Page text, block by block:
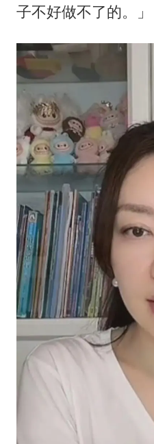
子不好做不了的。」